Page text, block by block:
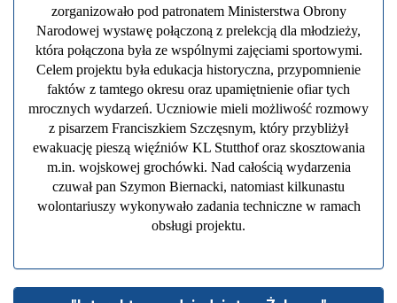
zorganizowało pod patronatem Ministerstwa Obrony
Narodowej wystawę połączoną z prelekcją dla młodzieży,
która połączona była ze wspólnymi zajęciami sportowymi.
Celem projektu była edukacja historyczna, przypomnienie
faktów z tamtego okresu oraz upamiętnienie ofiar tych
mrocznych wydarzeń. Uczniowie mieli możliwość rozmowy
z pisarzem Franciszkiem Szczęsnym, który przybliżył
ewakuację pieszą więźniów KL Stutthof oraz skosztowania
m.in. wojskowej grochówki. Nad całością wydarzenia
czuwał pan Szymon Biernacki, natomiast kilkunastu
wolontariuszy wykonywało zadania techniczne w ramach
obsługi projektu.